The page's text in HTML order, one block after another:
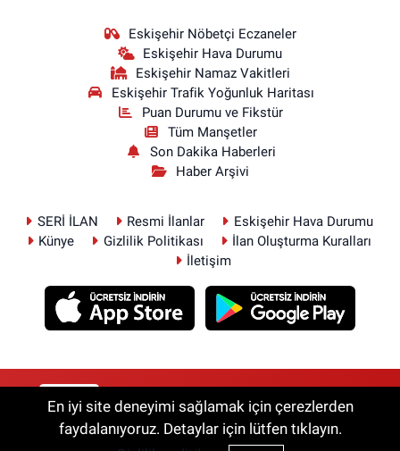
Eskişehir Nöbetçi Eczaneler
Eskişehir Hava Durumu
Eskişehir Namaz Vakitleri
Eskişehir Trafik Yoğunluk Haritası
Puan Durumu ve Fikstür
Tüm Manşetler
Son Dakika Haberleri
Haber Arşivi
SERİ İLAN Resmi İlanlar
Eskişehir Hava Durumu
Künye
Gizlilik Politikası
İlan Oluşturma Kuralları
İletişim
RSS Copyright © 2026. Her hakkı saklıdır.
En iyi site deneyimi sağlamak için çerezlerden
faydalanıyoruz. Detaylar için lütfen tıklayın.